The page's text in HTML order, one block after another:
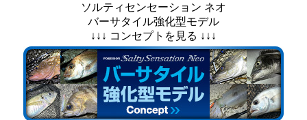
ソルティセンセーション ネオ
バーサタイル強化型モデル
↓↓↓ コンセプトを見る ↓↓↓